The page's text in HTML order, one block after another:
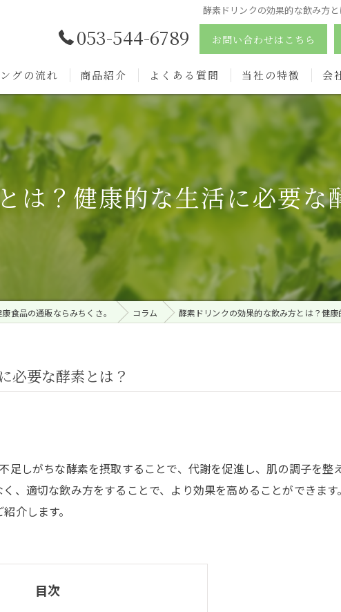
酵素ドリンクの効果的な飲み方
053-544-6789 お問い合わせはこちら
グの流れ 商品紹介 よくある質問 当社の特徴
サプリ
オーガニック
会
は？健康的な生活に必要な
康食品の通販ならみちくさ。 コラム 酵素ドリンクの効果的な飲み方とは？健
必要な酵素とは？
しがちな酵素を摂取することで、代謝を促進し、肌の調子を整
、適切な飲み方をすることで、より効果を高めることができま
介します。
目次